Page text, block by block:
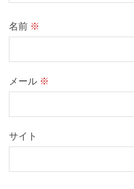
名前 ※
メール ※
サイト